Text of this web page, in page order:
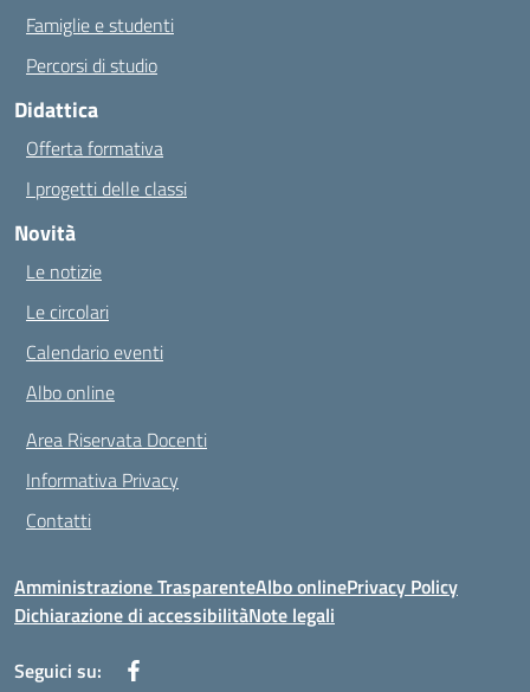
Famiglie e studenti
Percorsi di studio
Didattica
Offerta formativa
I progetti delle classi
Novità
Le notizie
Le circolari
Calendario eventi
Albo online
Area Riservata Docenti
Informativa Privacy
Contatti
Amministrazione TrasparenteAlbo onlinePrivacy Policy
Dichiarazione di accessibilitàNote legali
Seguici su: